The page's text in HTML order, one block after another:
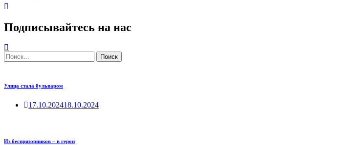
Подписывайтесь на нас
Найти:
Улица стала бульваром
17.10.202418.10.2024
Из беспризорников – в герои